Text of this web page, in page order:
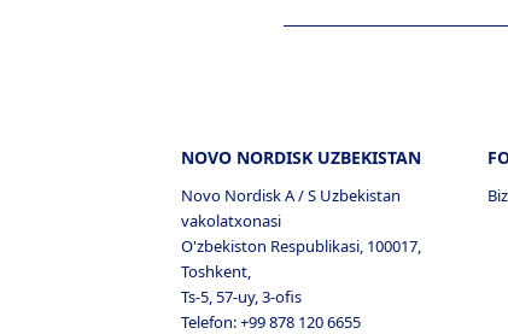
5.3
Shu bilan bir
ma'lumotlarni o'z ichiga
NOVO NORDISK UZBEKISTAN
Novo Nordisk A / S Uzbekistan
vakolatxonasi
O'zbekiston Respublikasi, 100017,
Toshkent,
Ts-5, 57-uy, 3-ofis
Telefon: +99 878 120 6655